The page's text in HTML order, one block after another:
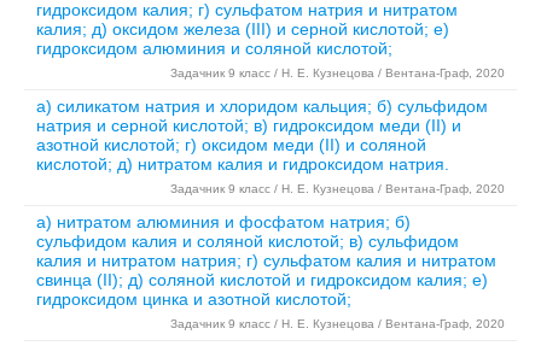
гидроксидом калия; г) сульфатом натрия и нитратом
калия; д) оксидом железа (III) и серной кислотой; е)
гидроксидом алюминия и соляной кислотой;
Задачник 9 класс / Н. Е. Кузнецова / Вентана-Граф, 2020
а) силикатом натрия и хлоридом кальция; б) сульфидом
натрия и серной кислотой; в) гидроксидом меди (II) и
азотной кислотой; г) оксидом меди (II) и соляной
кислотой; д) нитратом калия и гидроксидом натрия.
Задачник 9 класс / Н. Е. Кузнецова / Вентана-Граф, 2020
а) нитратом алюминия и фосфатом натрия; б)
сульфидом калия и соляной кислотой; в) сульфидом
калия и нитратом натрия; г) сульфатом калия и нитратом
свинца (II); д) соляной кислотой и гидроксидом калия; е)
гидроксидом цинка и азотной кислотой;
Задачник 9 класс / Н. Е. Кузнецова / Вентана-Граф, 2020